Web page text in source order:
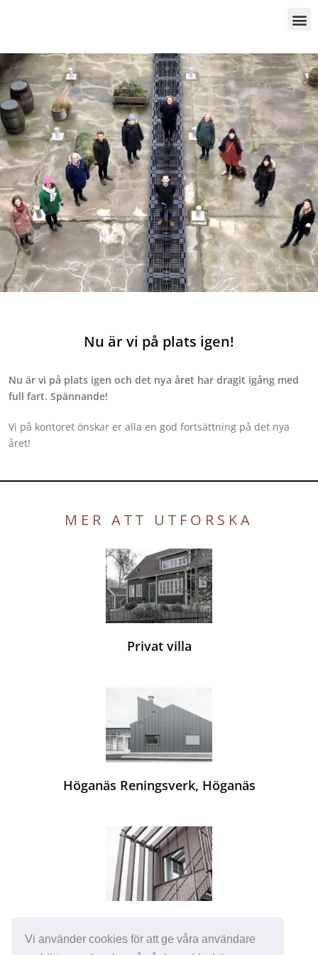
Vi använder cookies för att ge våra användare
Nu är vi på plats igen!
Nu är vi på plats igen och det nya året har dragit igång med
full fart. Spännande!
Vi på kontoret önskar er alla en god fortsättning på det nya
året!
MER ATT UTFORSKA
Privat villa
Höganäs Reningsverk, Höganäs